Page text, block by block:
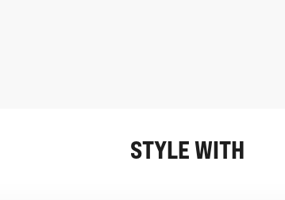
STYLE WITH